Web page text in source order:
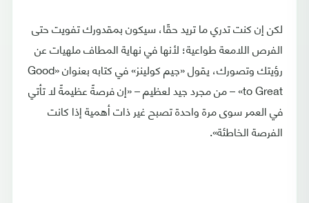
لكن إن كنت تدري ما تريد حقًا، سيكون بمقدورك تفويت حتى
الفرص اللامعة طواعية؛ لأنها في نهاية المطاف ملهيات عن
رؤيتك وتصورك، يقول «جيم كولينز» في كتابه بعنوان «Good
to Great» – من مجرد جيد لعظيم – «إن فرصةً عظيمةً لا تأتي
في العمر سوى مرة واحدة تصبح غير ذات أهمية إذا كانت
الفرصة الخاطئة».